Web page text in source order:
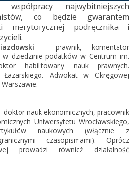
najwybitniejszych
co będzie gwarantem
merytorycznej podręcznika i
- prawnik, komentator
w dziedzinie podatków w Centrum im.
habilitowany nauk prawnych.
Łazarskiego. Adwokat w Okręgowej
doktor nauk ekonomicznych, pracownik
Uniwersytetu Wrocławskiego,
naukowych (włącznie z
czasopismami). Oprócz
prowadzi również działalność